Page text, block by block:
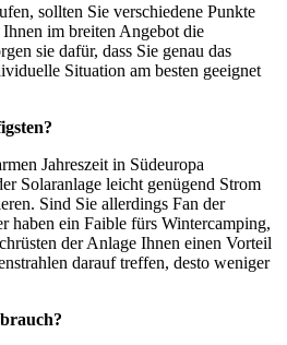
sollten Sie verschiedene Punkte
im breiten Angebot die
sie dafür, dass Sie genau das
Situation am besten geeignet
Jahreszeit in Südeuropa
Solaranlage leicht genügend Strom
Sind Sie allerdings Fan der
haben ein Faible fürs Wintercamping,
der Anlage Ihnen einen Vorteil
darauf treffen, desto weniger